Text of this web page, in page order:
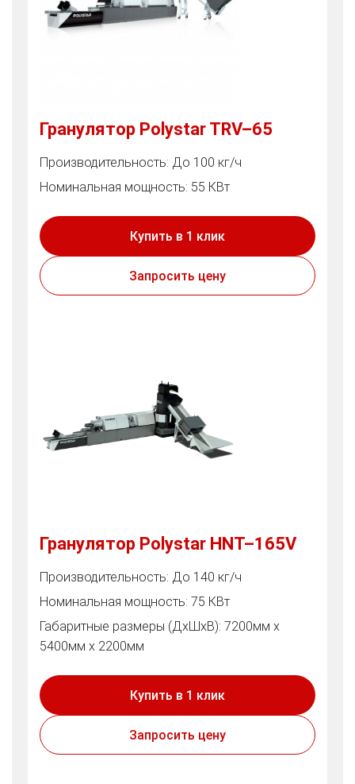
Гранулятор Polystar TRV–65
Производительность: До 100 кг/ч
Номинальная мощность: 55 КВт
Купить в 1 клик
Запросить цену
Гранулятор Polystar HNT–165V
Производительность: До 140 кг/ч
Номинальная мощность: 75 КВт
Габаритные размеры (ДхШхВ): 7200мм х
5400мм х 2200мм
Купить в 1 клик
Запросить цену